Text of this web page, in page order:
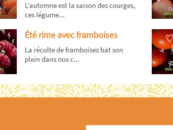
L’automne est la saison des courges,
ces légume...
Été rime avec framboises
La récolte de framboises bat son
plein dans nos c...